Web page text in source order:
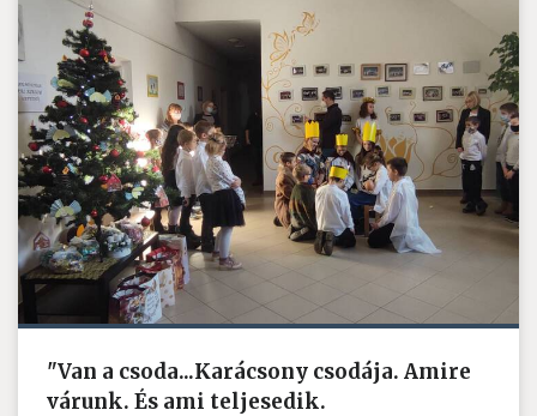
"Van a csoda...Karácsony csodája. Amire
várunk. És ami teljesedik.